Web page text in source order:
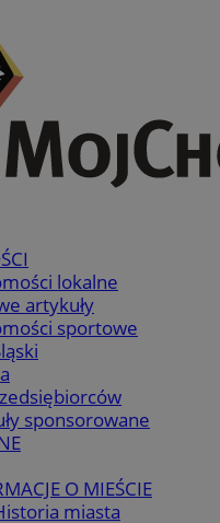
lokalne
artykuły
sportowe
sponsorowane
O MIEŚCIE
miasta